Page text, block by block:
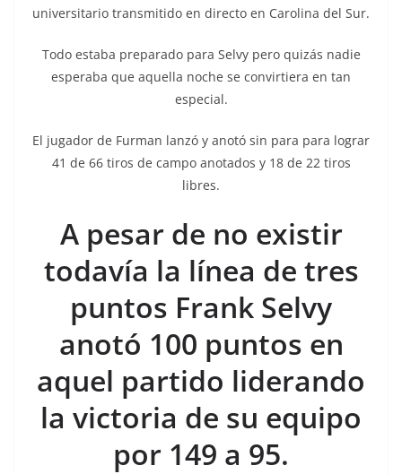
universitario transmitido en directo en Carolina del Sur.
Todo estaba preparado para Selvy pero quizás nadie
esperaba que aquella noche se convirtiera en tan
especial.
El jugador de Furman lanzó y anotó sin para para lograr
41 de 66 tiros de campo anotados y 18 de 22 tiros
libres.
A pesar de no existir
todavía la línea de tres
puntos Frank Selvy
anotó 100 puntos en
aquel partido liderando
la victoria de su equipo
por 149 a 95.